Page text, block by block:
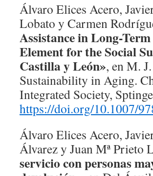
Álvaro Elices Acero,
Lobato y Carmen
Assistance in Long-
Element for the Social
Castilla y León», en M.
Sustainability in Aging.
Integrated Society,
https://doi.org/10.1007/
Álvaro Elices Acero,
Álvarez y Juan Mª Prieto
servicio con personas